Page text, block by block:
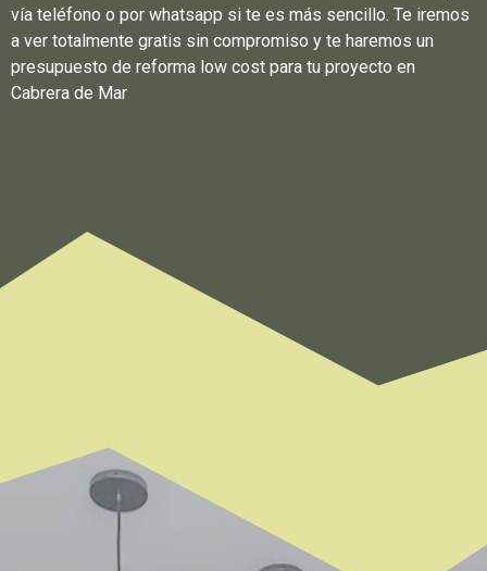
vía teléfono o por whatsapp si te es más sencillo. Te iremos
a ver totalmente gratis sin compromiso y te haremos un
presupuesto de reforma low cost para tu proyecto en
Cabrera de Mar